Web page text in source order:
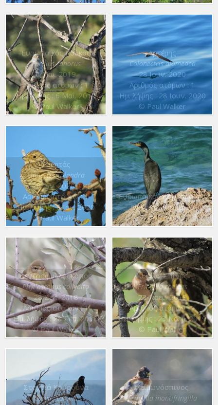
Ευρωπαϊκός Κούκος
Cuculus canorus
6 Μαΐ. 2019
Αριθμός ατόμων : 1
Ημ. λήψης : 6 Μαΐ. 2019
© Paul Walker
Αρτέμης
Calonectris diomedea
28 Ιουν. 2020
Αριθμός ατόμων : 1
Ημ. λήψης : 28 Ιουν. 2020
© Paul Walker
Τσιφτάς
Emberiza calandra
8 Ιαν. 2020
Αριθμός ατόμων : 1
Ημ. λήψης : 8 Ιαν. 2020
© Paul Walker
Ευρωπαϊκός Κορμοράνος
Phalacrocorax carbo
4 Φεβ. 2020
Δεντροφυλλοσκόπος
Phylloscopus collybita
28 Σεπ. 2018
Αριθμός ατόμων : 1
Ημ. λήψης : 28 Σεπ. 2018
© Paul Walker
Κοινός Σπίνος
Fringilla coelebs
23 Νοεμ. 2019
Αριθμός ατόμων : 1
Ημ. λήψης : 23 Νοεμ. 2019
© Paul Walker
Σταχτιά Κουρούνα
Corvus corone
Χειμωνόσπινος
Fringilla montifringilla